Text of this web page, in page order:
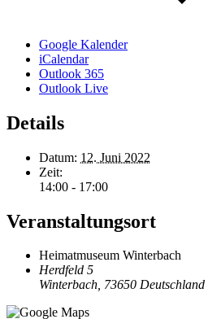
Google Kalender
iCalendar
Outlook 365
Outlook Live
Details
Datum: 12. Juni 2022
Zeit:
14:00 - 17:00
Veranstaltungsort
Heimatmuseum Winterbach
Herdfeld 5
Winterbach, 73650 Deutschland